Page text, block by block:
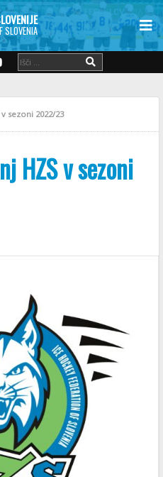
SLOVENIA
sezoni 2022/23
HZS v sezoni